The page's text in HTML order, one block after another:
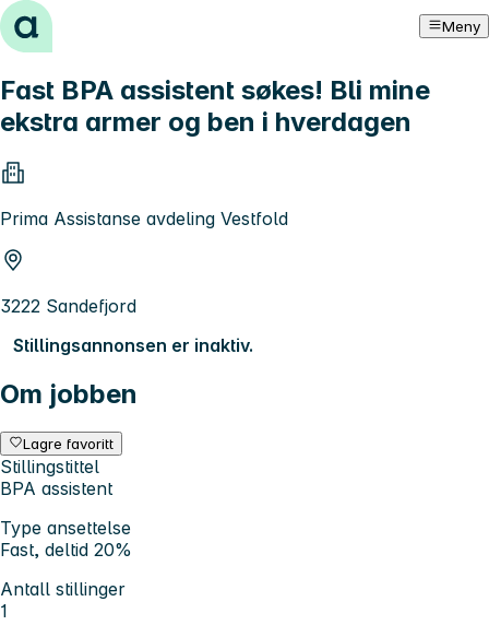
Hopp til innhold Meny
Fast BPA assistent søkes! Bli mine
ekstra armer og ben i hverdagen
Prima Assistanse avdeling Vestfold
3222 Sandefjord
Stillingsannonsen er inaktiv.
Om jobben
Lagre favoritt
Stillingstittel
BPA assistent
Type ansettelse
Fast, deltid 20%
Antall stillinger
1